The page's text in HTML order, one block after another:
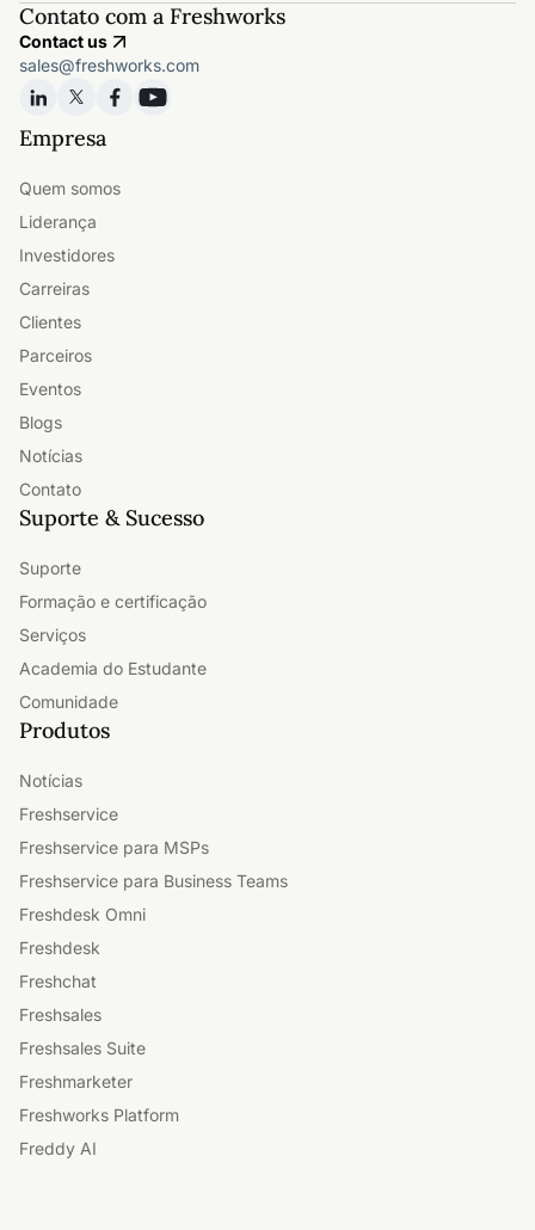
Contato com a Freshworks
Contact us
sales@freshworks.com
Empresa
Quem somos
Liderança
Investidores
Carreiras
Clientes
Parceiros
Eventos
Blogs
Notícias
Contato
Suporte & Sucesso
Suporte
Formação e certificação
Serviços
Academia do Estudante
Comunidade
Produtos
Notícias
Freshservice
Freshservice para MSPs
Freshservice para Business Teams
Freshdesk Omni
Freshdesk
Freshchat
Freshsales
Freshsales Suite
Freshmarketer
Freshworks Platform
Freddy AI